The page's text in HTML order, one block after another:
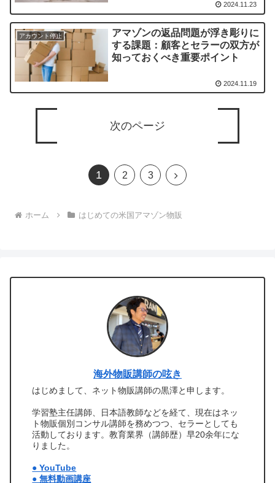
2024.11.23
アカウント停止
アマゾンの返品問題が浮き彫りに
する課題：顧客とセラーの双方が
知っておくべき重要ポイント
2024.11.19
次のページ
1 2 3
次
ホーム はじめての米国アマゾン物販
海外物販講師の呟き
はじめまして、ネット物販講師の黒澤と申します。
学習塾主任講師、日本語教師などを経て、現在はネッ
ト物販個別コンサル講師を務めつつ、セラーとしても
活動しております。教育業界（講師歴）早20余年にな
りました。
● YouTube
● 無料動画講座